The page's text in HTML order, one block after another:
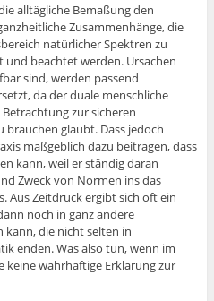
alltägliche Bemaßung den
Zusammenhänge, die
natürlicher Spektren zu
beachtet werden. Ursachen
sind, werden passend
da der duale menschliche
zur sicheren
brauchen glaubt. Dass jedoch
maßgeblich dazu beitragen, dass
kann, weil er ständig daran
Zweck von Normen ins das
Aus Zeitdruck ergibt sich oft ein
noch in ganz andere
die nicht selten in
enden. Was also tun, wenn im
keine wahrhaftige Erklärung zur